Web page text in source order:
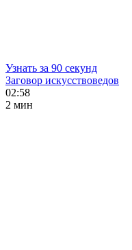
Узнать за 90 секунд
Заговор искусствоведов
02:58
2 мин